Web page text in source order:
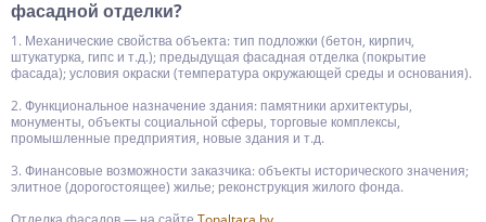
фасадной отделки?
1. Механические свойства объекта: тип подложки (бетон, кирпич,
штукатурка, гипс и т.д.); предыдущая фасадная отделка (покрытие
фасада); условия окраски (температура окружающей среды и основания).
2. Функциональное назначение здания: памятники архитектуры,
монументы, объекты социальной сферы, торговые комплексы,
промышленные предприятия, новые здания и т.д.
3. Финансовые возможности заказчика: объекты исторического значения;
элитное (дорогостоящее) жилье; реконструкция жилого фонда.